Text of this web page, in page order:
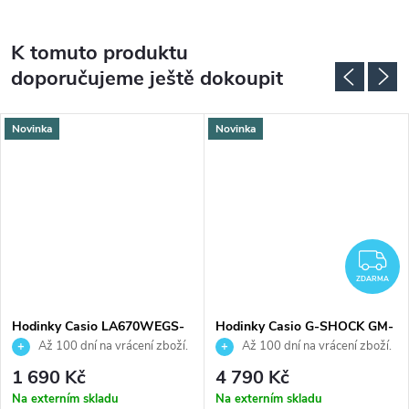
K tomuto produktu
doporučujeme ještě dokoupit
Novinka
Hodinky Casio LA670WEGS-
9AEFAž 100 dní na vrácení zboží.
Autorizovaný prodejce.
1 690 Kč
Na externím skladu
Novinka
ZDARMA
Hodinky Casio G-SHOCK GM-
S2110-2AER
Až 100 dní na vrácení zboží.
Autorizovaný prodejce.
4 790 Kč
Na externím skladu